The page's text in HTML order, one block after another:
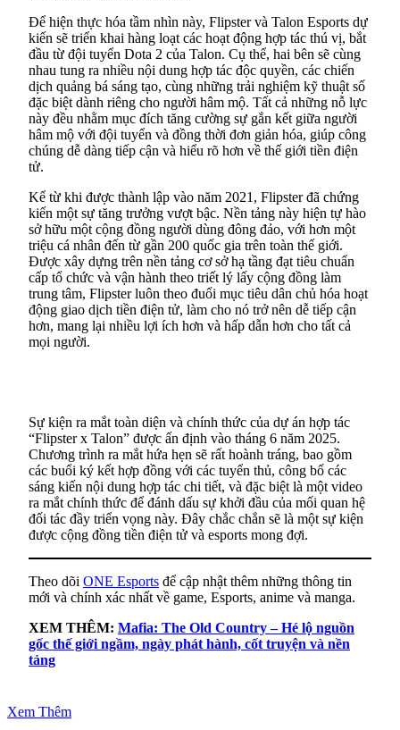
Để hiện thực hóa tầm nhìn này, Flipster và Talon Esports dự
kiến sẽ triển khai hàng loạt các hoạt động hợp tác thú vị, bắt
đầu từ đội tuyển Dota 2 của Talon. Cụ thể, hai bên sẽ cùng
nhau tung ra nhiều nội dung hợp tác độc quyền, các chiến
dịch quảng bá sáng tạo, cùng những trải nghiệm kỹ thuật số
đặc biệt dành riêng cho người hâm mộ. Tất cả những nỗ lực
này đều nhằm mục đích tăng cường sự gắn kết giữa người
hâm mộ với đội tuyển và đồng thời đơn giản hóa, giúp công
chúng dễ dàng tiếp cận và hiểu rõ hơn về thế giới tiền điện
tử.
Kể từ khi được thành lập vào năm 2021, Flipster đã chứng
kiến một sự tăng trưởng vượt bậc. Nền tảng này hiện tự hào
sở hữu một cộng đồng người dùng đông đảo, với hơn một
triệu cá nhân đến từ gần 200 quốc gia trên toàn thế giới.
Được xây dựng trên nền tảng cơ sở hạ tầng đạt tiêu chuẩn
cấp tổ chức và vận hành theo triết lý lấy cộng đồng làm
trung tâm, Flipster luôn theo đuổi mục tiêu dân chủ hóa hoạt
động giao dịch tiền điện tử, làm cho nó trở nên dễ tiếp cận
hơn, mang lại nhiều lợi ích hơn và hấp dẫn hơn cho tất cả
mọi người.
Sự kiện ra mắt toàn diện và chính thức của dự án hợp tác
“Flipster x Talon” được ấn định vào tháng 6 năm 2025.
Chương trình ra mắt hứa hẹn sẽ rất hoành tráng, bao gồm
các buổi ký kết hợp đồng với các tuyển thủ, công bố các
sáng kiến nội dung hợp tác chi tiết, và đặc biệt là một video
ra mắt chính thức để đánh dấu sự khởi đầu của mối quan hệ
đối tác đầy triển vọng này. Đây chắc chắn sẽ là một sự kiện
được cộng đồng tiền điện tử và esports mong đợi.
Theo dõi ONE Esports để cập nhật thêm những thông tin
mới và chính xác nhất về game, Esports, anime và manga.
XEM THÊM: Mafia: The Old Country – Hé lộ nguồn
gốc thế giới ngầm, ngày phát hành, cốt truyện và nền
tảng
Xem Thêm